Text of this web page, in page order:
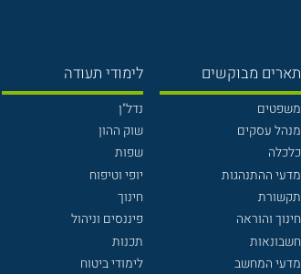
תארים מבוקשים
משפטים
מנהל עסקים
כלכלה
מדעי ההתנהגות
תקשורת
חינוך והוראה
חשבונאות
מדעי המחשב
לימודי תעודה
נדל"ן
שוק ההון
שפות
יופי וטיפוח
חינוך
פיננסים וניהול
תכנות
לימודי ביטוח